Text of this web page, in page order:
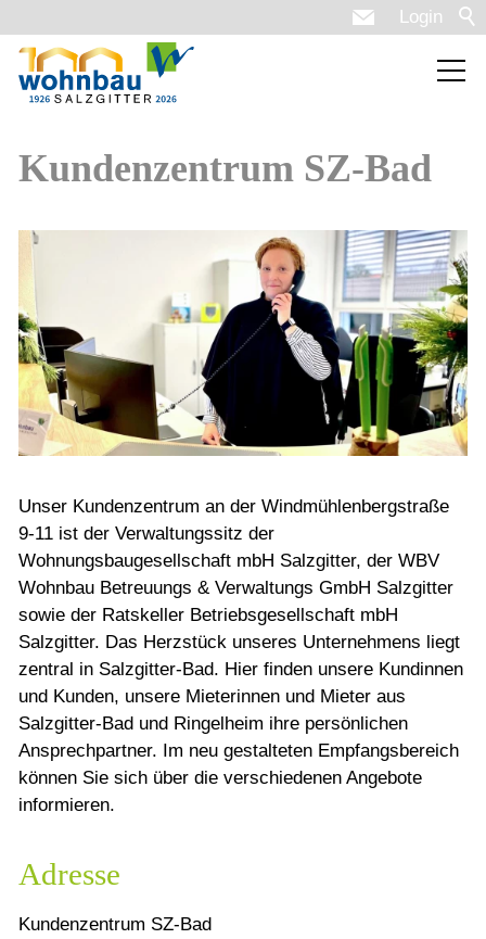
Login
Kundenzentrum SZ-Bad
Unser Kundenzentrum an der Windmühlenbergstraße
9-11 ist der Verwaltungssitz der
Wohnungsbaugesellschaft mbH Salzgitter, der WBV
Wohnbau Betreuungs & Verwaltungs GmbH Salzgitter
sowie der Ratskeller Betriebsgesellschaft mbH
Salzgitter. Das Herzstück unseres Unternehmens liegt
zentral in Salzgitter-Bad. Hier finden unsere Kundinnen
und Kunden, unsere Mieterinnen und Mieter aus
Salzgitter-Bad und Ringelheim ihre persönlichen
Ansprechpartner. Im neu gestalteten Empfangsbereich
können Sie sich über die verschiedenen Angebote
informieren.
Adresse
Kundenzentrum SZ-Bad